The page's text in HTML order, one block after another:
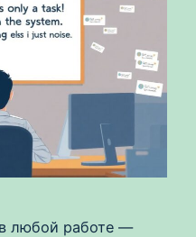
любой работе —